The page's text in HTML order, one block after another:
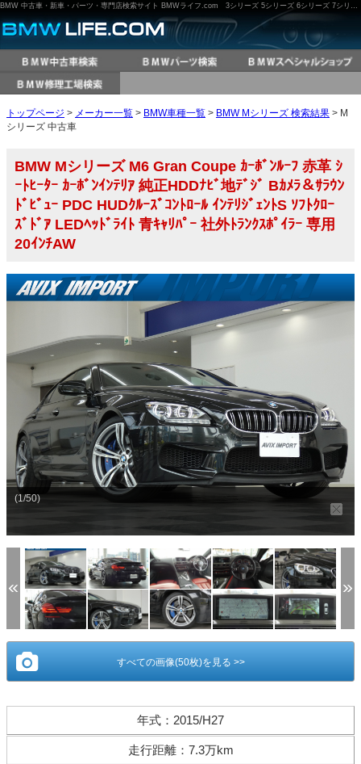
BMW 中古車・新車・パーツ・専門店検索サイト BMWライフ.com 3シリーズ 5シリーズ 6シリーズ 7シリーズ M3 M5 X3 X5 など
トップページ > メーカー一覧 > BMW車種一覧 > BMW Mシリーズ 検索結果 > M
シリーズ 中古車
BMW Mシリーズ M6 Gran Coupe ｶｰﾎﾞﾝﾙｰﾌ 赤革 ｼ
ｰﾄﾋｰﾀｰ ｶｰﾎﾞﾝｲﾝﾃﾘｱ 純正HDDﾅﾋﾞ地ﾃﾞｼﾞ Bｶﾒﾗ＆ｻﾗｳﾝ
ﾄﾞﾋﾞｭｰ PDC HUDｸﾙｰｽﾞｺﾝﾄﾛｰﾙ ｲﾝﾃﾘｼﾞｪﾝﾄS ｿﾌﾄｸﾛｰ
ｽﾞﾄﾞｱ LEDﾍｯﾄﾞﾗｲﾄ 青ｷｬﾘﾊﾟｰ 社外ﾄﾗﾝｸｽﾎﾟｲﾗｰ 専用
20ｲﾝﾁAW
(1/50)
すべての画像(50枚)を見る >>
年式 ： 2015/H27
走行距離： 7.3万km